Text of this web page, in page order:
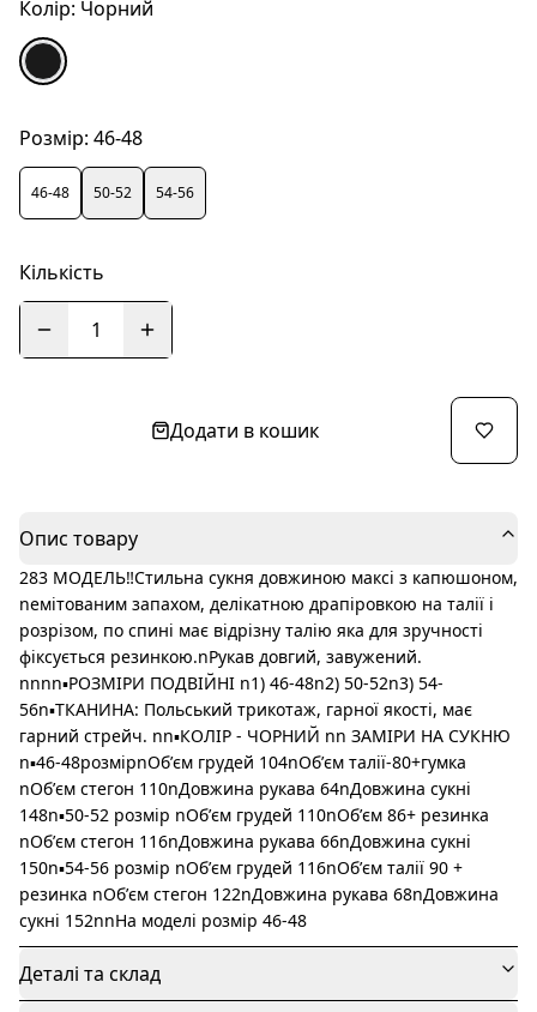
Колір: Чорний
Розмір: 46-48
46-48 50-52 54-56
Кількість
1
Додати в кошик
Опис товару
283 МОДЕЛЬ‼️Стильна сукня довжиною максі з капюшоном,
nемітованим запахом, делікатною драпіровкою на талії і
розрізом, по спині має відрізну талію яка для зручності
фіксується резинкою.nРукав довгий, завужений.
nnnn▪️РОЗМІРИ ПОДВІЙНІ n1) 46-48n2) 50-52n3) 54-
56n▪️ТКАНИНА: Польський трикотаж, гарної якості, має
гарний стрейч. nn▪️КОЛІР - ЧОРНИЙ nn ЗАМІРИ НА СУКНЮ
n▪️46-48розмірnОбʼєм грудей 104nОбʼєм талії-80+гумка
nОбʼєм стегон 110nДовжина рукава 64nДовжина сукні
148n▪️50-52 розмір nОбʼєм грудей 110nОбʼєм 86+ резинка
nОбʼєм стегон 116nДовжина рукава 66nДовжина сукні
150n▪️54-56 розмір nОбʼєм грудей 116nОбʼєм талії 90 +
резинка nОбʼєм стегон 122nДовжина рукава 68nДовжина
сукні 152nnНа моделі розмір 46-48
Деталі та склад